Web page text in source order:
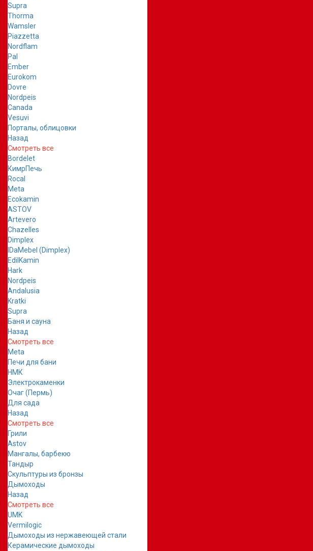
Supra
Thorma
Wamsler
Piazzetta
Nordflam
Pal
Ember
Eurokom
Dovre
Nordpeis
Canada
Vesuvi
Порталы, облицовки
Назад
Смотреть все
Bordelet
КимрПечь
Rocal
Meta
Ecokamin
ASTOV
Artevero
Chazelles
Dimplex
IDaMebel (Dimplex)
EdilKamin
Hark
Nordpeis
Andalusia
Kratki
Supra
Баня и сауна
Назад
Смотреть все
Meta
Печи для бани
НМК
Электрокаменки
Очаг (Пермь)
Для сада
Назад
Смотреть все
Грили
Astov
Мангалы, барбекю
Тандыр
Скульптуры из бронзы
Дымоходы
Назад
Смотреть все
UMK
Vermilogic
Дымоходы из нержавеющей стали
Керамические дымоходы